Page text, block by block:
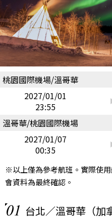
桃園國際機場/溫哥華
2027/01/01
23:55
溫哥華/桃園國際機場
2027/01/07
00:35
※以上僅為參考航班。實際使
會資料為最終確認。
01 台北／溫哥華（加